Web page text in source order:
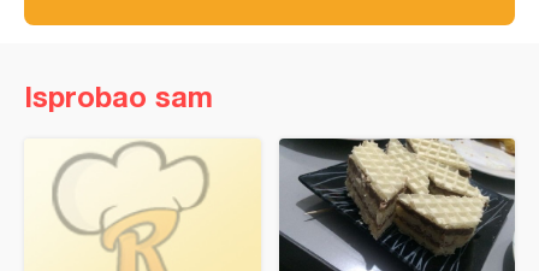
Isprobao sam